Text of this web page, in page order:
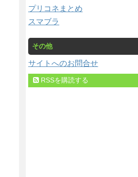
プリコネまとめ
スマブラ
その他
サイトへのお問合せ
RSSを購読する